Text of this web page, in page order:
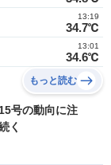
34.7℃
13:19
34.6℃
13:01
もっと読む
号の動向に注
く